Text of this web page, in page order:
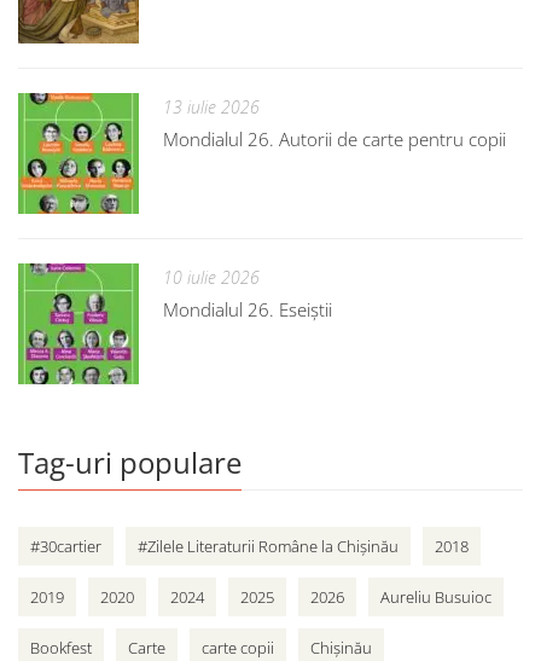
13 iulie 2026
Mondialul 26. Autorii de carte pentru copii
10 iulie 2026
Mondialul 26. Eseiștii
Tag-uri populare
#30cartier #Zilele Literaturii Române la Chișinău 2018
2019 2020 2024 2025 2026 Aureliu Busuioc
Bookfest Carte carte copii Chișinău